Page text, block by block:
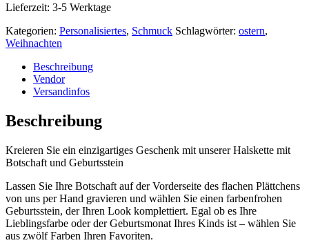
Lieferzeit: 3-5 Werktage
Kategorien: Personalisiertes, Schmuck Schlagwörter: ostern,
Weihnachten
Beschreibung
Vendor
Versandinfos
Beschreibung
Kreieren Sie ein einzigartiges Geschenk mit unserer Halskette mit
Botschaft und Geburtsstein
Lassen Sie Ihre Botschaft auf der Vorderseite des flachen Plättchens
von uns per Hand gravieren und wählen Sie einen farbenfrohen
Geburtsstein, der Ihren Look komplettiert. Egal ob es Ihre
Lieblingsfarbe oder der Geburtsmonat Ihres Kinds ist – wählen Sie
aus zwölf Farben Ihren Favoriten.